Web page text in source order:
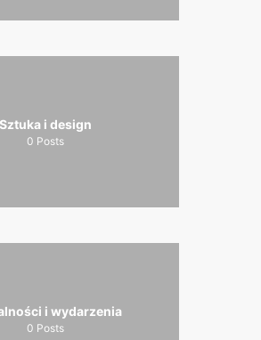
Sztuka i design
0 Posts
i wydarzenia
0 Posts